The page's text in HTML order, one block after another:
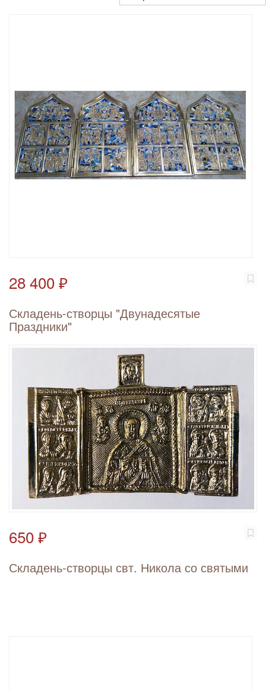
28 400 ₽
Складень-створцы "Двунадесятые
Праздники"
650 ₽
Складень-створцы свт. Никола со святыми